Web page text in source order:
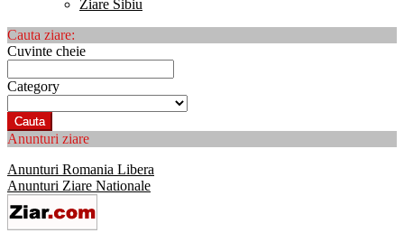
Ziare Sibiu
Cauta ziare:
Cuvinte cheie
Category
Cauta
Anunturi ziare
Anunturi Romania Libera
Anunturi Ziare Nationale